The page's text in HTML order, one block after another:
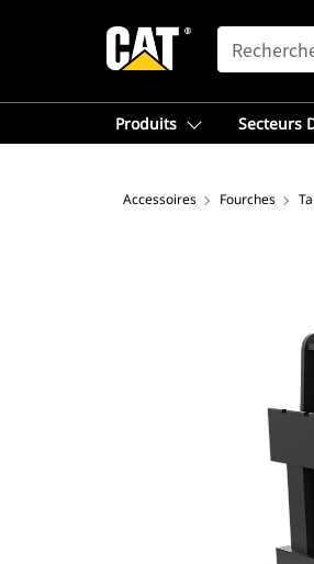
SEARCH
Produits Secteurs
Accessoires Fourches